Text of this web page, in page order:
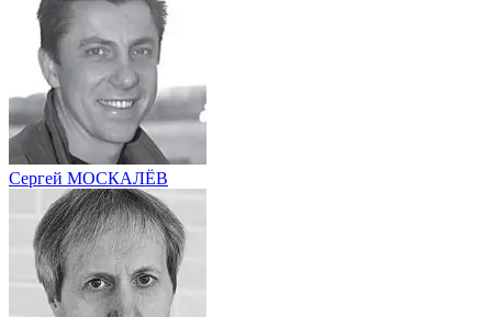
Сергей МОСКАЛЁВ